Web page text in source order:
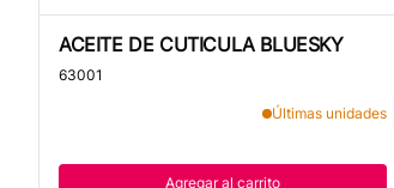
ACEITE DE CUTICULA BLUESKY
63001
Últimas unidades
Agregar al carrito